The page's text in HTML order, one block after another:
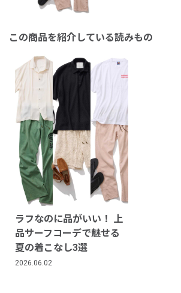
この商品を紹介している読みもの
ラフなのに品がいい！ 上
品サーフコーデで魅せる
夏の着こなし3選
2026.06.02